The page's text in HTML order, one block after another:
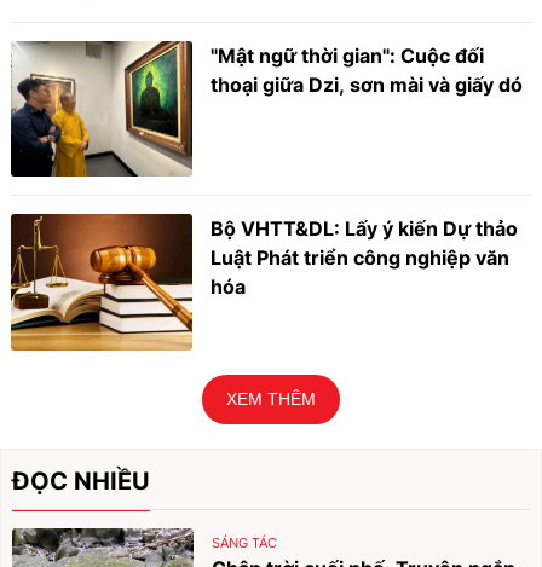
"Mật ngữ thời gian": Cuộc đối
thoại giữa Dzi, sơn mài và giấy dó
Bộ VHTT&DL: Lấy ý kiến Dự thảo
Luật Phát triển công nghiệp văn
hóa
XEM THÊM
ĐỌC NHIỀU
SÁNG TÁC